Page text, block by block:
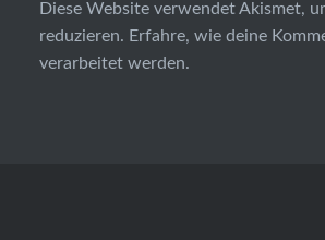
Diese Website verwendet Akismet,
reduzieren. Erfahre, wie deine
verarbeitet werden.